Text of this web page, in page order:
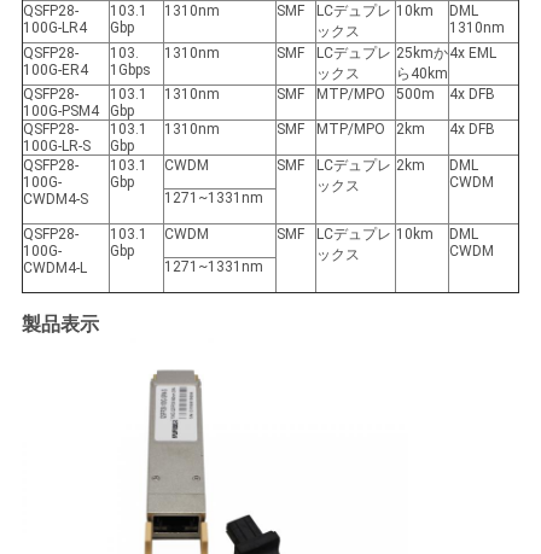
QSFP28-
100G-LR4
103.1
Gbp
1310nm SMF
LCデュプレ
ックス
10km
DML
1310nm
QSFP28-
100G-ER4
103.
1Gbps
1310nm SMF
LCデュプレ
ックス
25kmか
ら40km
4x EML
QSFP28-
100G-PSM4
103.1
Gbp
1310nm SMF MTP/MPO 500m 4x DFB
QSFP28-
100G-LR-S
103.1
Gbp
1310nm SMF MTP/MPO 2km 4x DFB
QSFP28-
100G-
CWDM4-S
103.1
Gbp
CWDM SMF
LCデュプレ
ックス
2km
DML
CWDM
1271~1331nm
QSFP28-
100G-
CWDM4-L
103.1
Gbp
CWDM SMF
LCデュプレ
ックス
10km
DML
CWDM
1271~1331nm
製品表示